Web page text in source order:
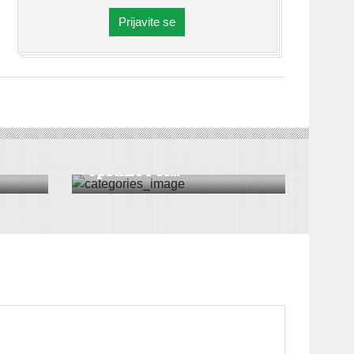
Prijavite se
DRUŠTVO|VESTI|PEĆINCI
opštine Peć...